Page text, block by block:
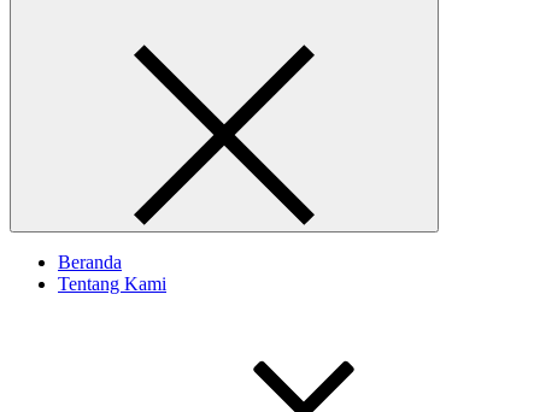
Beranda
Tentang Kami